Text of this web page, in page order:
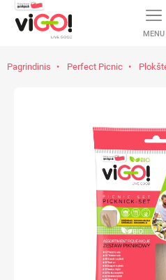
MENU
Pagrindinis Perfect Picnic